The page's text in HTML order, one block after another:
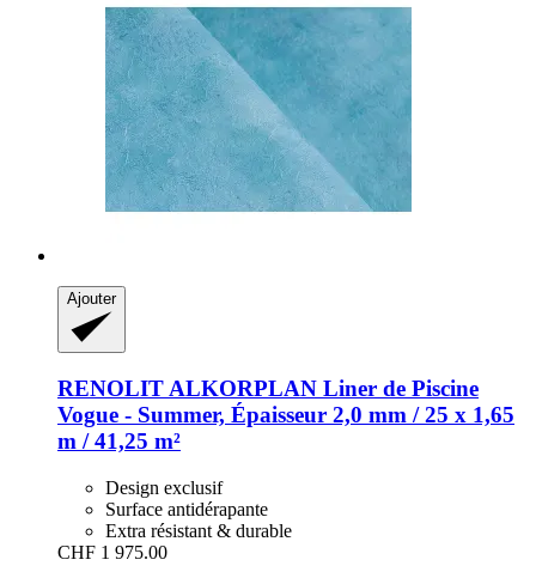
Ajouter
RENOLIT ALKORPLAN Liner de Piscine
Vogue -​ Summer, Épaisseur 2,0 mm / 25 x 1,65
m / 41,25 m²
Design exclusif
Surface antidérapante
Extra résistant & durable
CHF 1 975.00